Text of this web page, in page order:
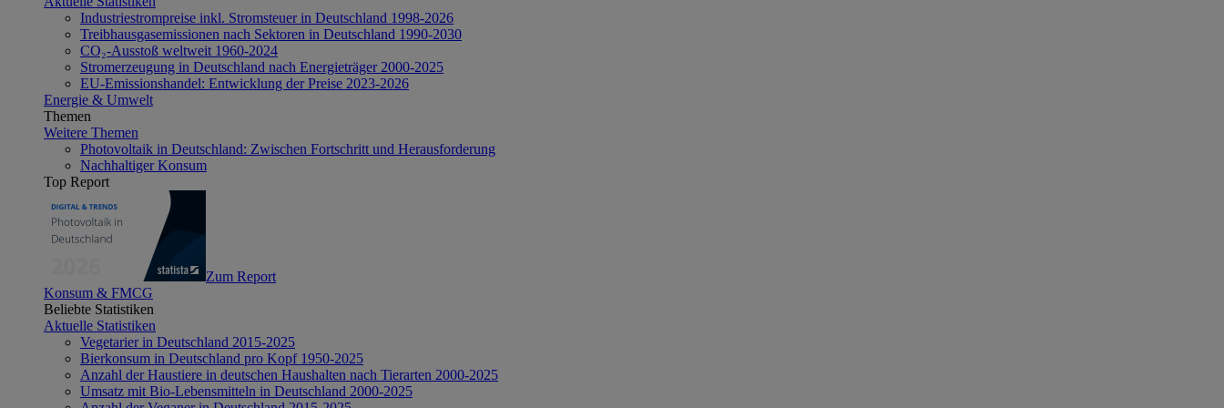
Industriestrompreise inkl. Stromsteuer in Deutschland 1998-2026
Treibhausgasemissionen nach Sektoren in Deutschland 1990-2030
CO₂-Ausstoß weltweit 1960-2024
Stromerzeugung in Deutschland nach Energieträger 2000-2025
EU-Emissionshandel: Entwicklung der Preise 2023-2026
Energie & Umwelt
Themen
Weitere Themen
Photovoltaik in Deutschland: Zwischen Fortschritt und Herausforderung
Nachhaltiger Konsum
Top Report
Zum Report
Konsum & FMCG
Beliebte Statistiken
Aktuelle Statistiken
Vegetarier in Deutschland 2015-2025
Bierkonsum in Deutschland pro Kopf 1950-2025
Anzahl der Haustiere in deutschen Haushalten nach Tierarten 2000-2025
Umsatz mit Bio-Lebensmitteln in Deutschland 2000-2025